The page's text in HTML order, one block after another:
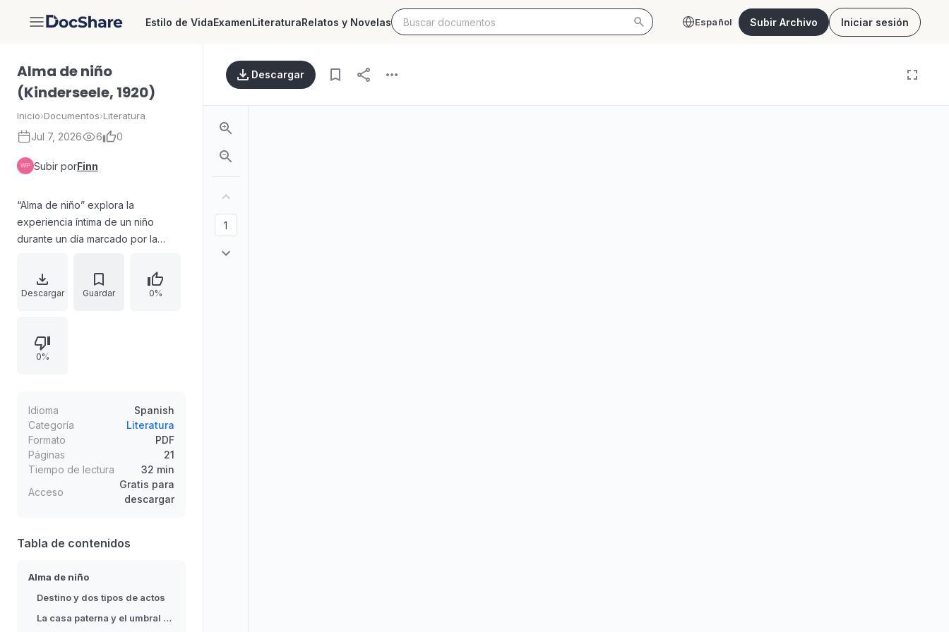
DocShare Estilo de VidaExamenLiteraturaRelatos y Novelas Español Subir Archivo Iniciar sesión
Alma de niño
(Kinderseele, 1920)
Inicio›Documentos›Literatura
Jul 7, 2026 6 0
Subir porFinn
“Alma de niño” explora la
experiencia íntima de un niño
durante un día marcado por la
culpa sin causa aparente. La
narración contrasta dos modos de
través de la atmósfera de la casa
paterna, la opresión escolar y la
de pertenecer y la fascinación por
un mundo “adulto” más directo y
seguro.
Descargar Guardar 0%
0%
Idioma
Spanish
Categoría
Literatura
Formato
PDF
Páginas
21
Tiempo de lectura
32 min
Acceso
Gratis para
descargar
Tabla de contenidos
Alma de niño
Destino y dos tipos de actos
La casa paterna y el umbral a “otro mundo”
Descargar